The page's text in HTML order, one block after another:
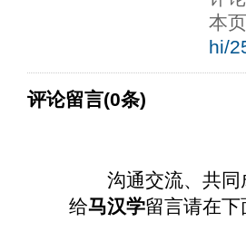
本
hi/
评论留言(0条)
沟通交流、共
给马汉学留言请在下